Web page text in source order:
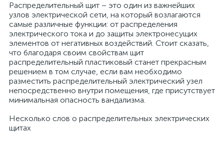
Распределительный щит – это один из важнейших
узлов электрической сети, на который возлагаются
самые различные функции: от распределения
электрического тока и до защиты электронесущих
элементов от негативных воздействий. Стоит сказать,
что благодаря своим свойствам щит
распределительный пластиковый станет прекрасным
решением в том случае, если вам необходимо
разместить распределительный электрический узел
непосредственно внутри помещения, где присутствует
минимальная опасность вандализма.
Несколько слов о распределительных электрических
щитах